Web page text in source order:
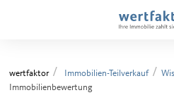
wertfaktor Immobilien-Teilverkauf
Immobilienbewertung